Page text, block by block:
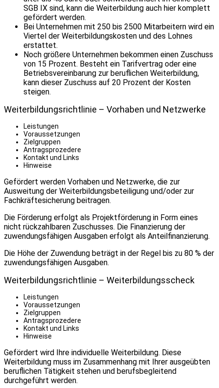
SGB IX sind, kann die Weiterbildung auch hier komplett
gefördert werden.
Bei Unternehmen mit 250 bis 2500 Mitarbeitern wird ein
Viertel der Weiterbildungskosten und des Lohnes
erstattet.
Noch größere Unternehmen bekommen einen Zuschuss
von 15 Prozent. Besteht ein Tarifvertrag oder eine
Betriebsvereinbarung zur beruflichen Weiterbildung,
kann dieser Zuschuss auf 20 Prozent der Kosten
steigen.
Weiterbildungsrichtlinie – Vorhaben und Netzwerke
Leistungen
Voraussetzungen
Zielgruppen
Antragsprozedere
Kontakt und Links
Hinweise
Gefördert werden Vorhaben und Netzwerke, die zur
Ausweitung der Weiterbildungsbeteiligung und/oder zur
Fachkräftesicherung beitragen.
Die Förderung erfolgt als Projektförderung in Form eines
nicht rückzahlbaren Zuschusses. Die Finanzierung der
zuwendungsfähigen Ausgaben erfolgt als Anteilfinanzierung.
Die Höhe der Zuwendung beträgt in der Regel bis zu 80 % der
zuwendungsfähigen Ausgaben.
Weiterbildungsrichtlinie – Weiterbildungsscheck
Leistungen
Voraussetzungen
Zielgruppen
Antragsprozedere
Kontakt und Links
Hinweise
Gefördert wird Ihre individuelle Weiterbildung. Diese
Weiterbildung muss im Zusammenhang mit Ihrer ausgeübten
beruflichen Tätigkeit stehen und berufsbegleitend
durchgeführt werden.